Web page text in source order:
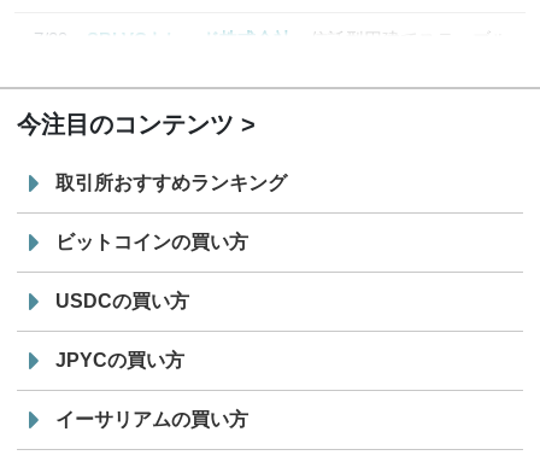
7/29
SBI VCトレード株式会社
信託型円建てステーブル
今注目のコンテンツ
取引所おすすめランキング
ビットコインの買い方
USDCの買い方
JPYCの買い方
イーサリアムの買い方